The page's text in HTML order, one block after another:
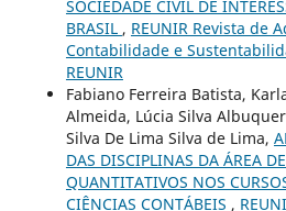
SOCIEDADE CIVIL DE
BRASIL , REUNIR Revista de
Contabilidade e
REUNIR
Fabiano Ferreira Batista,
Almeida, Lúcia Silva
Silva De Lima Silva de Lima,
DAS DISCIPLINAS DA ÁREA
QUANTITATIVOS NOS
CIÊNCIAS CONTÁBEIS ,